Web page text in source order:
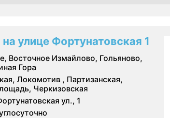
улице Фортунатовская 1
Восточное Измайлово, Гольяново,
Гора
Локомотив , Партизанская,
Черкизовская
ул., 1